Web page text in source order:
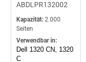
ABDLPR132002
Kapazität: 2.000
Seiten
Verwendbar in:
Dell 1320 CN, 1320
C